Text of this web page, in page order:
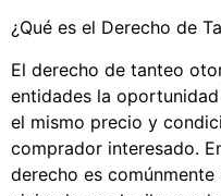
¿Qué es el Derecho de
El derecho de tanteo
entidades la
el mismo precio y
comprador interesado.
derecho es